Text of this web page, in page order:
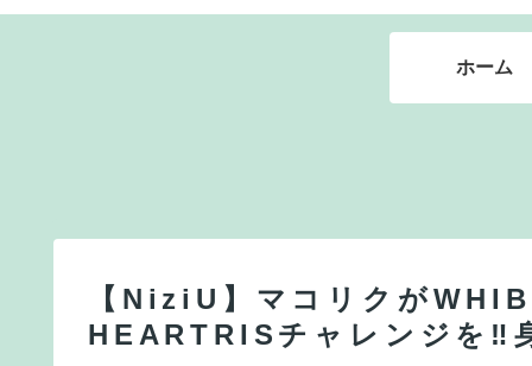
ホーム
【NiziU】マコリクが
HEARTRISチャレンジを‼